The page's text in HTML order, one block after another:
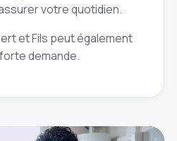
votre quotidien.
et Fils peut également
demande.